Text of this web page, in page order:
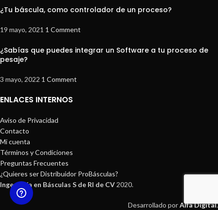
¿Tu báscula, como controlador de un proceso?
19 mayo, 2021 1 Comment
¿Sabías que puedes integrar un Software a tu proceso de
pesaje?
3 mayo, 2022 1 Comment
ENLACES INTERNOS
Aviso de Privacidad
Contacto
Mi cuenta
Términos y Condiciones
Preguntas Frecuentes
¿Quieres ser Distribuidor ProBásculas?
Ingeniería en Básculas S de Rl de CV 2020.
Desarrollado porAlfa Digital.